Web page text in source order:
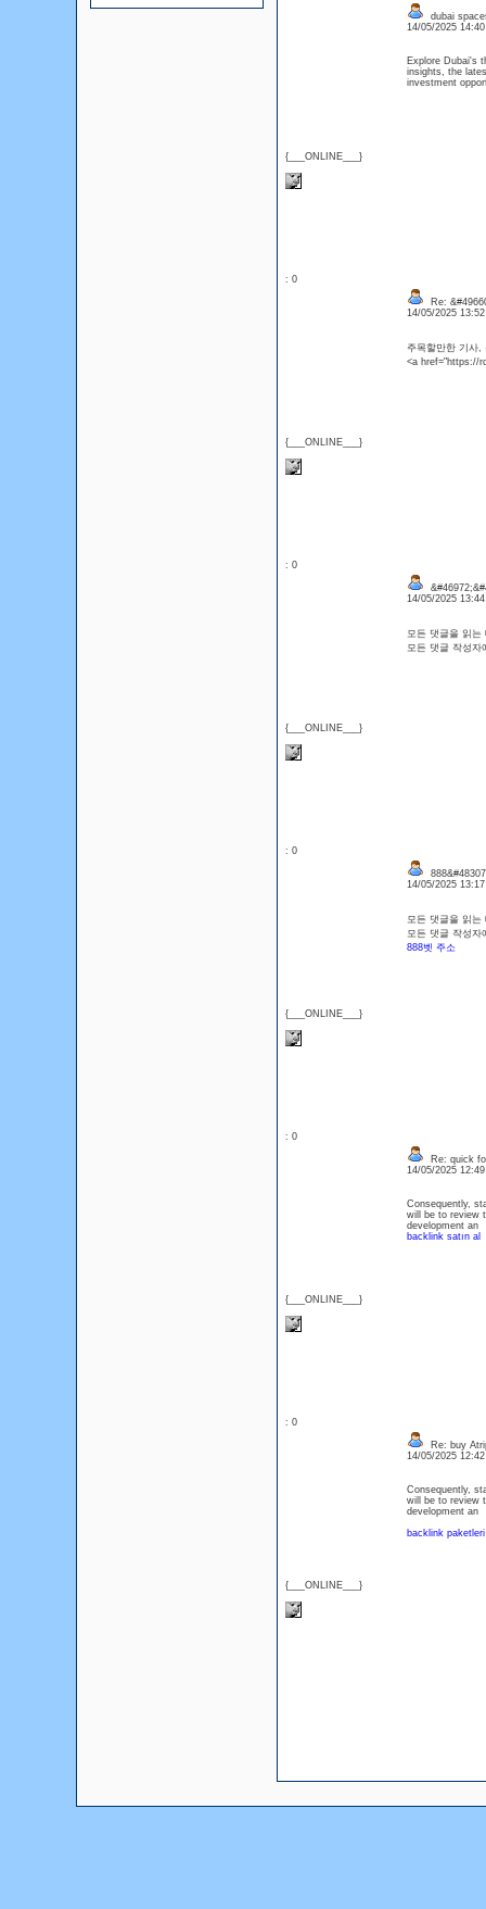
{___ONLINE___}
dubai
14/05/2025
Explore Dubai's
insights, the
investment
: 0
{___ONLINE___}
Re:
14/05/2025
주목할만한 기사
<a href="https://
: 0
{___ONLINE___}
14/05/2025
모든 댓글을 읽는
모든 댓글 작성자
: 0
{___ONLINE___}
14/05/2025
모든 댓글을 읽는
모든 댓글 작성자
888벳 주소
: 0
{___ONLINE___}
Re: quick
14/05/2025
Consequently,
will be to review
development an
backlink satın al
: 0
{___ONLINE___}
Re: buy
14/05/2025
Consequently,
will be to review
development an
backlink paketleri